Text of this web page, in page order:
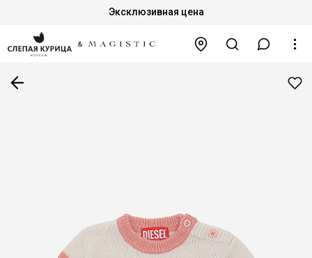
Эксклюзивная цена